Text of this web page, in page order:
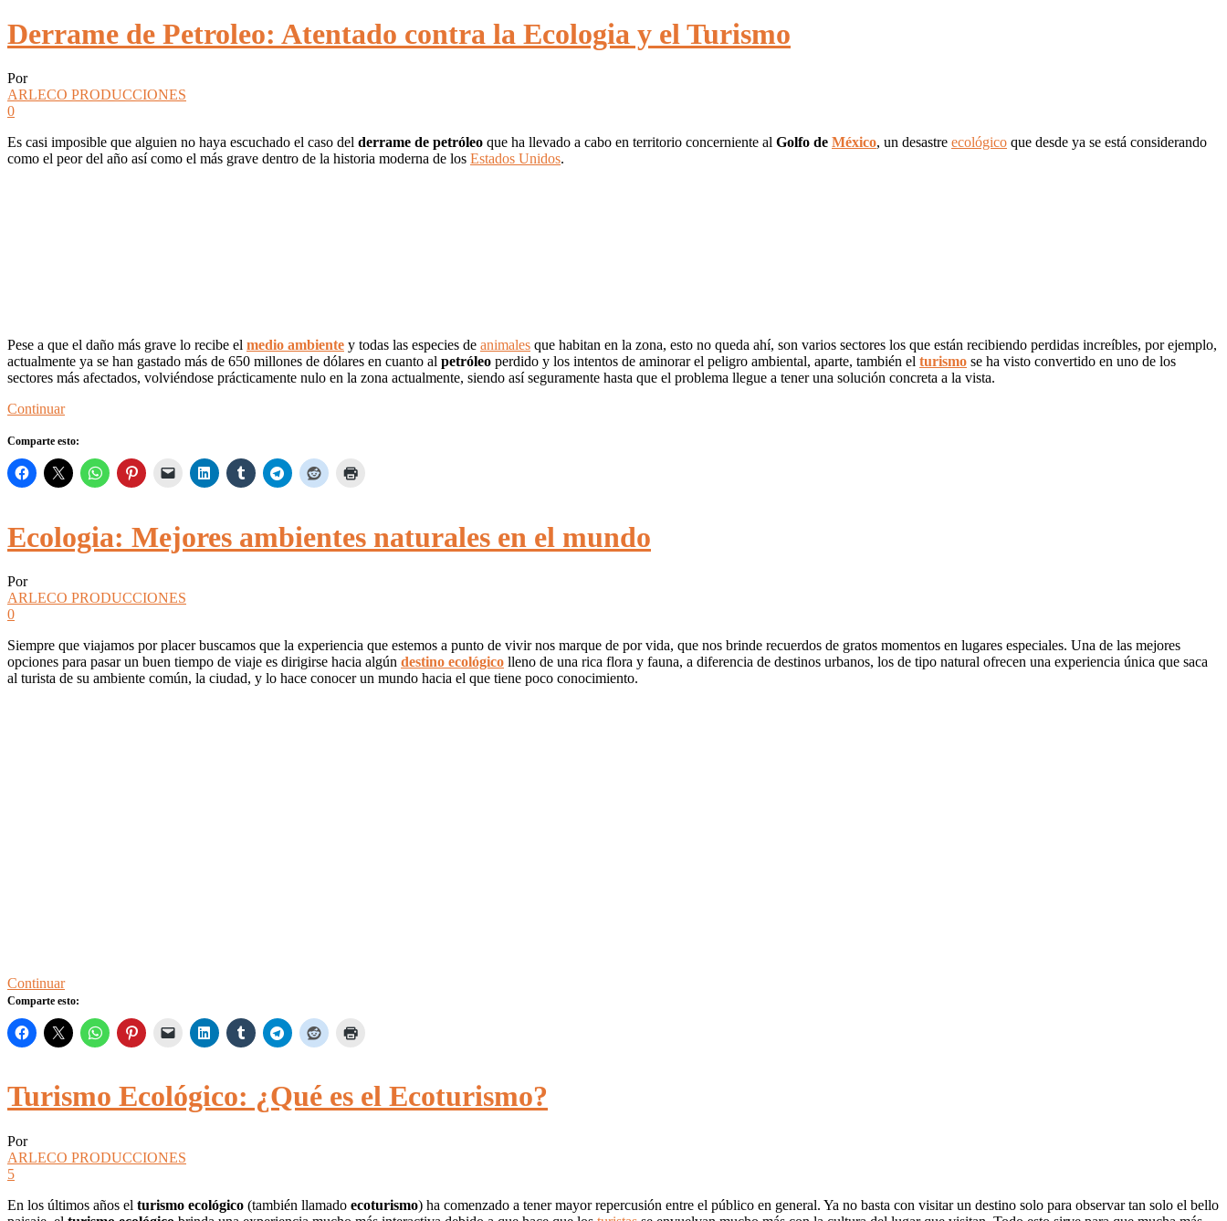
Derrame de Petroleo: Atentado contra la Ecologia y el Turismo
Por
ARLECO PRODUCCIONES
0
Es casi imposible que alguien no haya escuchado el caso del derrame de petróleo que ha llevado a cabo en territorio concerniente al Golfo de México, un desastre ecológico que desde ya se está considerando
como el peor del año así como el más grave dentro de la historia moderna de los Estados Unidos.
Pese a que el daño más grave lo recibe el medio ambiente y todas las especies de animales que habitan en la zona, esto no queda ahí, son varios sectores los que están recibiendo perdidas increíbles, por ejemplo,
actualmente ya se han gastado más de 650 millones de dólares en cuanto al petróleo perdido y los intentos de aminorar el peligro ambiental, aparte, también el turismo se ha visto convertido en uno de los
sectores más afectados, volviéndose prácticamente nulo en la zona actualmente, siendo así seguramente hasta que el problema llegue a tener una solución concreta a la vista.
Continuar
Comparte esto:
Ecologia: Mejores ambientes naturales en el mundo
Por
ARLECO PRODUCCIONES
0
Siempre que viajamos por placer buscamos que la experiencia que estemos a punto de vivir nos marque de por vida, que nos brinde recuerdos de gratos momentos en lugares especiales. Una de las mejores
opciones para pasar un buen tiempo de viaje es dirigirse hacia algún destino ecológico lleno de una rica flora y fauna, a diferencia de destinos urbanos, los de tipo natural ofrecen una experiencia única que saca
al turista de su ambiente común, la ciudad, y lo hace conocer un mundo hacia el que tiene poco conocimiento.
Continuar
Comparte esto:
Turismo Ecológico: ¿Qué es el Ecoturismo?
Por
ARLECO PRODUCCIONES
5
En los últimos años el turismo ecológico (también llamado ecoturismo) ha comenzado a tener mayor repercusión entre el público en general. Ya no basta con visitar un destino solo para observar tan solo el bello